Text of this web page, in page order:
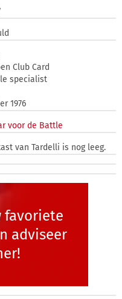
Club Card
specialist
1976
voor de Battle
van Tardelli is nog leeg.
favoriete
adviseer